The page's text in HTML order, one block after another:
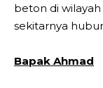
beton di
sekitarnya
Bapak Ahmad